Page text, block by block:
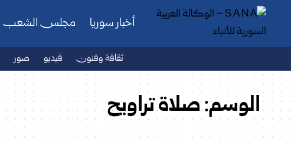
أخبار سوريا مجلس الشعب
ثقافة وفنون فيديو صور
الوسم:صلاة تراويح